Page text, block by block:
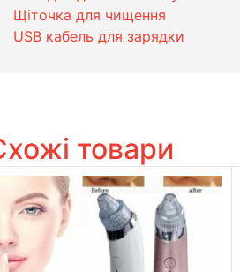
Щіточка для чищення
USB кабель для зарядки
товари